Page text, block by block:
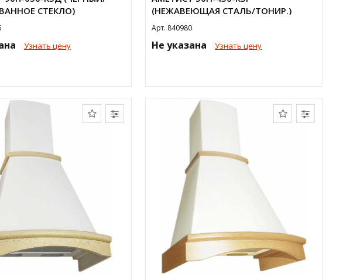
СТЕКЛО)
Узнать цену
(НЕЖАВЕЮЩАЯ СТАЛЬ/ТОНИР.)
Арт. 840980
Не указана Узнать цену